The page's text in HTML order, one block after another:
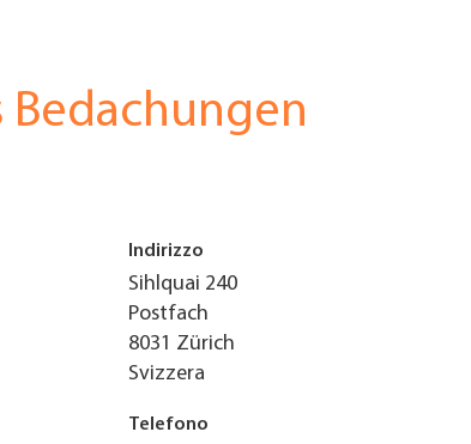
Bedachungen
Indirizzo
Sihlquai 240
Postfach
8031 Zürich
Svizzera
Telefono